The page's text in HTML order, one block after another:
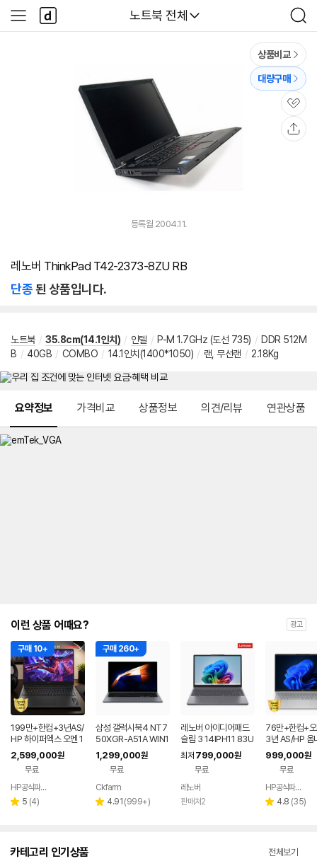
다나와
노트북 전체
검
색
사
이
다
나
와
상품비교
대량구매
관
심
등록월 2004.11.
레노버 ThinkPad T42-2373-8ZU RB
단종된 상품입니다.
노트북 / 35.8cm(14.1인치) / 인텔 / P-M 1.7GHz (도선 735) / DDR 512M
B / 40GB / COMBO / 14.1인치(1400*1050) / 랜, 무선랜 / 2.18Kg
요약정보 가격비교 상품정보 의견/리뷰 연관상품
이런 상품 어때요? 광고
구매 10+
199만+한컴+3년AS/
HP 하이퍼엑스 오멘 1
6 AI7 450 RTX506
0 게이밍 노트북
2,599,000원
무료
HP공식파트너 이텍컴퓨터
별 5 리
(4)
구매 260+
삼성 갤럭시북4 NT7
50XGR-A51A WIN1
1 FPP(버젼UP설치)
업무용 학생용 사무용
노트북 문스톤그레이
1,299,000원
무료
페이
Ckfarm
별 4.91 리
(999+)
레노버 아이디어패드
슬림 3 14IPH11 83U
Q005LKR 8GB
최저 799,000원
무료
레노버
판매처2
76만+한컴+
3년 AS/HP 옴
6인치 사무용
저렴한 대학생
999,000원
무료
HP공식파트너 이텍컴퓨터
별 4.8 리
(35)
카테고리 인기상품 전체보기